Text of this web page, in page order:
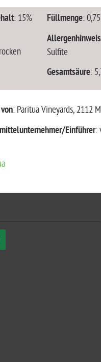
: 15%
Füllmenge:
Allergenhinweis
Sulfite
Gesamtsäure:
: Paritua Vineyards, 2112
Einführer: